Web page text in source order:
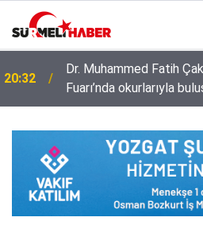
20:32
Dr. Muhammed Fatih
Fuarı’nda okurlarıyla
14:52
Diyanet İşleri Başkanlığı
milyonları sevindirdi